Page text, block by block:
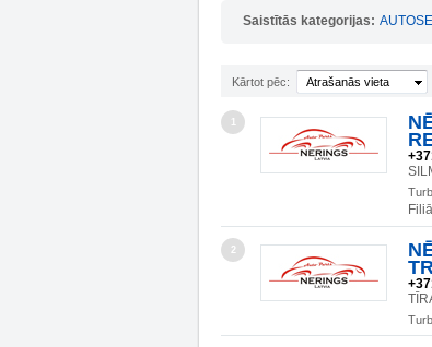
Saistītās kategorijas:
Kārtot pēc: Atrašanās vieta
1
2